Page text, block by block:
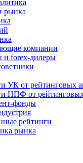
рынка
компании
и forex-дилеры
УК от рейтинговых
НПФ от рейтинговых
фонды
рейтинги
рынка